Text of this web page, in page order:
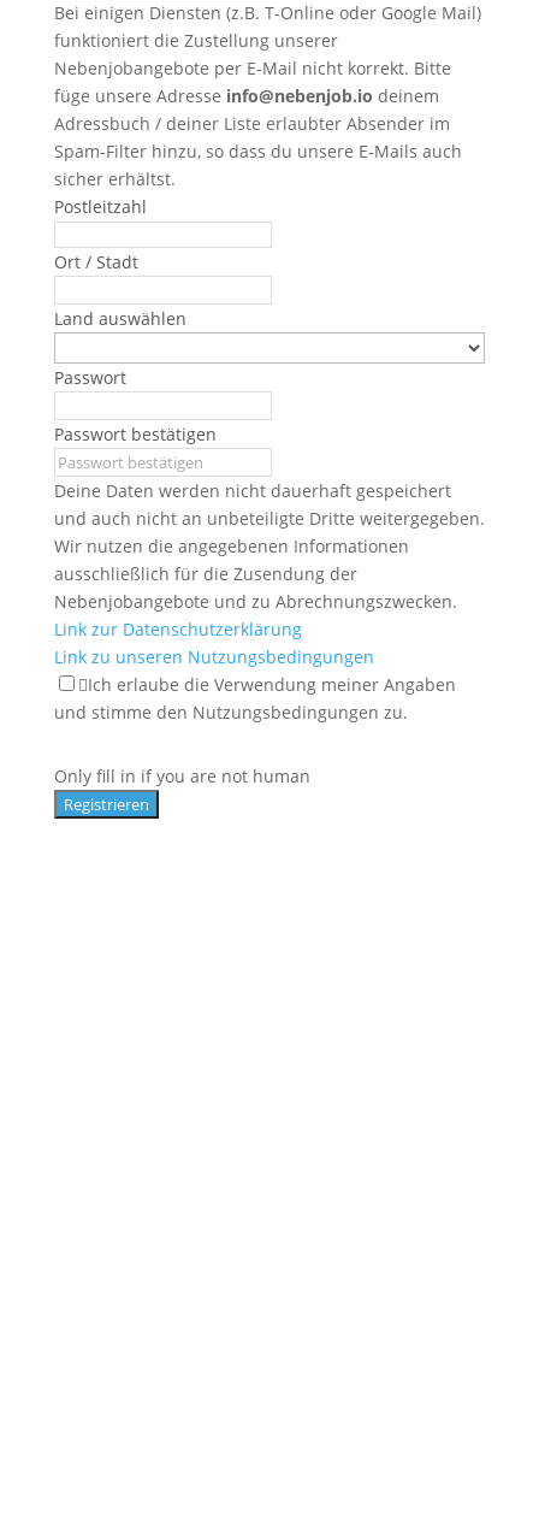
Bei einigen Diensten (z.B. T-Online oder Google Mail)
funktioniert die Zustellung unserer
Nebenjobangebote per E-Mail nicht korrekt. Bitte
füge unsere Adresse info@nebenjob.io deinem
Adressbuch / deiner Liste erlaubter Absender im
Spam-Filter hinzu, so dass du unsere E-Mails auch
sicher erhältst.
Postleitzahl
Ort / Stadt
Land auswählen
Passwort
Passwort bestätigen
Deine Daten werden nicht dauerhaft gespeichert
und auch nicht an unbeteiligte Dritte weitergegeben.
Wir nutzen die angegebenen Informationen
ausschließlich für die Zusendung der
Nebenjobangebote und zu Abrechnungszwecken.
Link zur Datenschutzerklärung
Link zu unseren Nutzungsbedingungen
Ich erlaube die Verwendung meiner Angaben
und stimme den Nutzungsbedingungen zu.
Only fill in if you are not human